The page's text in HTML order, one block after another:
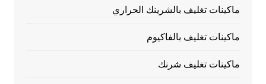
ماكينات تغليف بالشرينك الحراري
ماكينات تغليف بالفاكيوم
ماكينات تغليف شرنك